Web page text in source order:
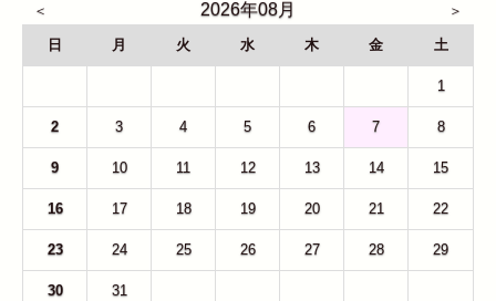
2026年08月
日 月 火 水 木 金 土
1
2 3 4 5 6 7 8
9 10 11 12 13 14 15
16 17 18 19 20 21 22
23 24 25 26 27 28 29
30 31